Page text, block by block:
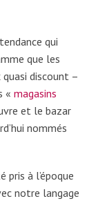
qui
que les
discount –
«magasins
et le bazar
nommés
pris à l’époque
notre langage